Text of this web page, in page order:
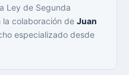
Ley de Segunda
colaboración de Juan
especializado desde